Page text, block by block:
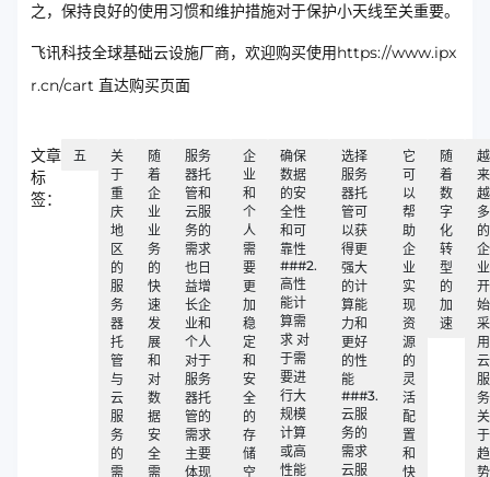
之，保持良好的使用习惯和维护措施对于保护小天线至关重要。
飞讯科技全球基础云设施厂商，欢迎购买使用https://www.ipx
r.cn/cart 直达购买页面
文章
标
签：
五
关
于
重
庆
地
区
的
服
务
器
托
管
与
云
服
务
的
需
随
着
企
业
业
务
的
快
速
发
展
和
对
数
据
安
全
需
服务
器托
管和
云服
务的
需求
也日
益增
长企
业和
个人
对于
服务
器托
管的
需求
主要
体现
企
业
和
个
人
需
要
更
加
稳
定
和
安
全
的
存
储
空
确保
数据
的安
全性
和可
靠性
###2.
高性
能计
算需
求 对
于需
要进
行大
规模
计算
或高
性能
选择
服务
器托
管可
以获
得更
强大
的计
算能
力和
更好
的性
能
###3.
云服
务的
需求
云服
它
可
以
帮
助
企
业
实
现
资
源
的
灵
活
配
置
和
快
随
着
数
字
化
转
型
的
加
速
越
来
越
多
的
企
业
开
始
采
用
云
服
务
关
于
趋
势